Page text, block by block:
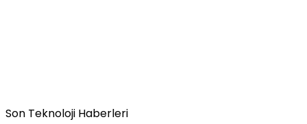
Son Teknoloji Haberleri